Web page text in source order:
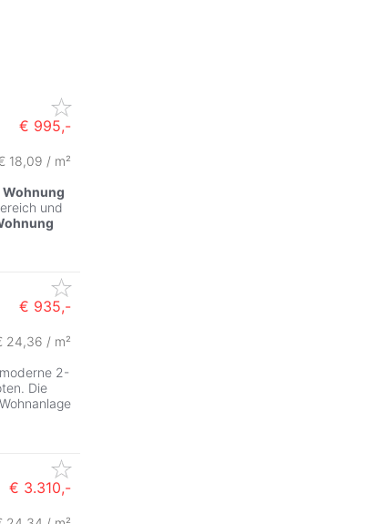
€ 995,-
18,09 / m²
Wohnung
und
€ 935,-
24,36 / m²
2-
Die
€ 3.310,-